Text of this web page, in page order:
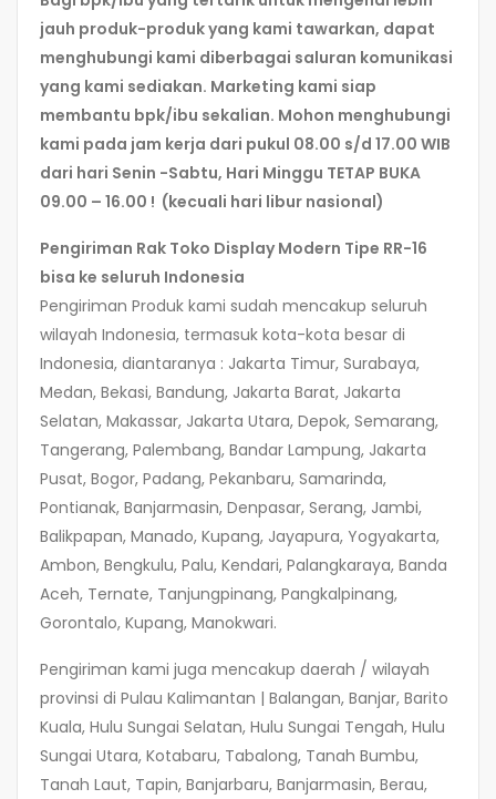
jauh produk-produk yang kami tawarkan, dapat
menghubungi kami diberbagai saluran komunikasi
yang kami sediakan. Marketing kami siap
membantu bpk/ibu sekalian. Mohon menghubungi
kami pada jam kerja dari pukul 08.00 s/d 17.00 WIB
dari hari Senin -Sabtu, Hari Minggu TETAP BUKA
09.00 – 16.00 ! (kecuali hari libur nasional)
Pengiriman Rak Toko Display Modern Tipe RR-16
bisa ke seluruh Indonesia
Pengiriman Produk kami sudah mencakup seluruh
wilayah Indonesia, termasuk kota-kota besar di
Indonesia, diantaranya : Jakarta Timur, Surabaya,
Medan, Bekasi, Bandung, Jakarta Barat, Jakarta
Selatan, Makassar, Jakarta Utara, Depok, Semarang,
Tangerang, Palembang, Bandar Lampung, Jakarta
Pusat, Bogor, Padang, Pekanbaru, Samarinda,
Pontianak, Banjarmasin, Denpasar, Serang, Jambi,
Balikpapan, Manado, Kupang, Jayapura, Yogyakarta,
Ambon, Bengkulu, Palu, Kendari, Palangkaraya, Banda
Aceh, Ternate, Tanjungpinang, Pangkalpinang,
Gorontalo, Kupang, Manokwari.
Pengiriman kami juga mencakup daerah / wilayah
provinsi di Pulau Kalimantan | Balangan, Banjar, Barito
Kuala, Hulu Sungai Selatan, Hulu Sungai Tengah, Hulu
Sungai Utara, Kotabaru, Tabalong, Tanah Bumbu,
Tanah Laut, Tapin, Banjarbaru, Banjarmasin, Berau,